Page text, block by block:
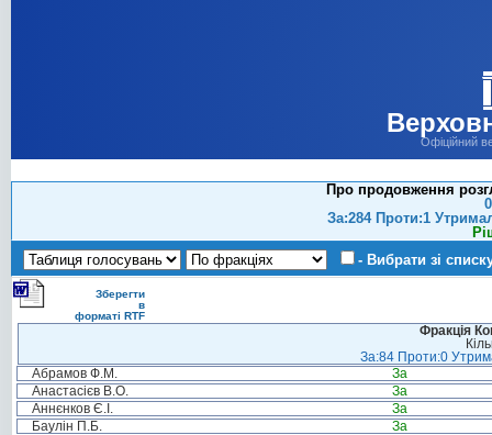
Офіційний
Про продовження
За:284 Проти:1
- Вибрати зі
Зберегти
в
форматі RTF
Фракція
За:84 Проти:0
Абрамов Ф.М.
За
Анастасієв В.О.
За
Аннєнков Є.І.
За
Баулін П.Б.
За